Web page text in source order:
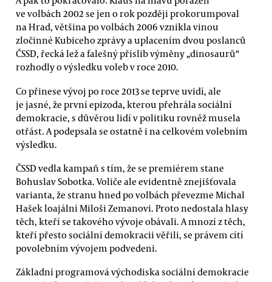
ve volbách 2002 se jen o rok později prokorumpoval
na Hrad, většina po volbách 2006 vznikla vinou
zločinné Kubiceho zprávy a uplacením dvou poslanců
ČSSD, řecká lež a falešný příslib výměny „dinosaurů“
rozhodly o výsledku voleb v roce 2010.
Co přinese vývoj po roce 2013 se teprve uvidí, ale
je jasné, že první epizoda, kterou přehrála sociální
demokracie, s důvěrou lidí v politiku rovněž musela
otřást. A podepsala se ostatně i na celkovém volebním
výsledku.
ČSSD vedla kampaň s tím, že se premiérem stane
Bohuslav Sobotka. Voliče ale evidentně znejišťovala
varianta, že stranu hned po volbách převezme Michal
Hašek loajální Miloši Zemanovi. Proto nedostala hlasy
těch, kteří se takového vývoje obávali. A mnozí z těch,
kteří přesto sociální demokracii věřili, se právem cítí
povolebním vývojem podvedeni.
Základní programová východiska sociální demokracie